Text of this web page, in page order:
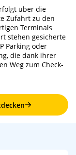
über die
Zufahrt zu den
Terminals
stehen gesicherte
Parking oder
die dank ihrer
Weg zum Check-